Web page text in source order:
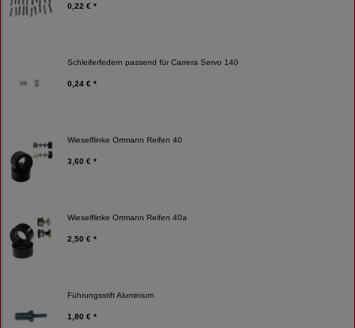
0,22 € *
Schleiferfedern passend für Carrera Servo 140
0,24 € *
Wieselflinke Ortmann Reifen 40
3,60 € *
Wieselflinke Ortmann Reifen 40a
2,50 € *
Führungsstift Aluminium
1,80 € *